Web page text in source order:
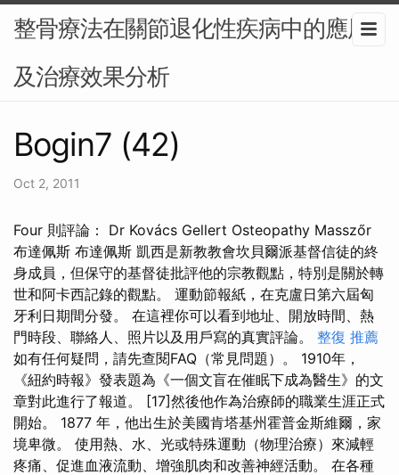
整骨療法在關節退化性疾病中的應用
及治療效果分析
Bogin7 (42)
Oct 2, 2011
Four 則評論： Dr Kovács Gellert Osteopathy Masszőr
布達佩斯 布達佩斯 凱西是新教教會坎貝爾派基督信徒的終
身成員，但保守的基督徒批評他的宗教觀點，特別是關於轉
世和阿卡西記錄的觀點。 運動節報紙，在克盧日第六屆匈
牙利日期間分發。 在這裡你可以看到地址、開放時間、熱
門時段、聯絡人、照片以及用戶寫的真實評論。 整復 推薦
如有任何疑問，請先查閱FAQ（常見問題）。 1910年，
《紐約時報》發表題為《一個文盲在催眠下成為醫生》的文
章對此進行了報道。 [17]然後他作為治療師的職業生涯正式
開始。 1877 年，他出生於美國肯塔基州霍普金斯維爾，家
境卑微。 使用熱、水、光或特殊運動（物理治療）來減輕
疼痛、促進血液流動、增強肌肉和改善神經活動。 在各種